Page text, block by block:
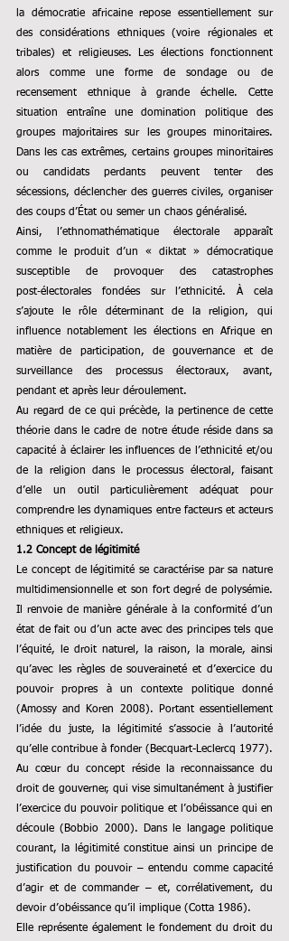
la démocratie africaine repose essentiellement sur
des considérations ethniques (voire régionales et
tribales) et religieuses. Les élections fonctionnent
alors comme une forme de sondage ou de
recensement ethnique à grande échelle. Cette
situation entraîne une domination politique des
groupes majoritaires sur les groupes minoritaires.
Dans les cas extrêmes, certains groupes minoritaires
ou candidats perdants peuvent tenter des
sécessions, déclencher des guerres civiles, organiser
des coups d’État ou semer un chaos généralisé.
Ainsi, l’ethnomathématique électorale apparaît
comme le produit d’un « diktat » démocratique
susceptible de provoquer des catastrophes
post‑électorales fondées sur l’ethnicité. À cela
s’ajoute le rôle déterminant de la religion, qui
influence notablement les élections en Afrique en
matière de participation, de gouvernance et de
surveillance des processus électoraux, avant,
pendant et après leur déroulement.
Au regard de ce qui précède, la pertinence de cette
théorie dans le cadre de notre étude réside dans sa
capacité à éclairer les influences de l’ethnicité et/ou
de la religion dans le processus électoral, faisant
d’elle un outil particulièrement adéquat pour
comprendre les dynamiques entre facteurs et acteurs
ethniques et religieux.
1.2 Concept de légitimité
Le concept de légitimité se caractérise par sa nature
multidimensionnelle et son fort degré de polysémie.
Il renvoie de manière générale à la conformité d’un
état de fait ou d’un acte avec des principes tels que
l’équité, le droit naturel, la raison, la morale, ainsi
qu’avec les règles de souveraineté et d’exercice du
pouvoir propres à un contexte politique donné
(Amossy and Koren 2008). Portant essentiellement
l’idée du juste, la légitimité s’associe à l’autorité
qu’elle contribue à fonder (Becquart-Leclercq 1977).
Au cœur du concept réside la reconnaissance du
droit de gouverner, qui vise simultanément à justifier
l’exercice du pouvoir politique et l’obéissance qui en
découle (Bobbio 2000). Dans le langage politique
courant, la légitimité constitue ainsi un principe de
justification du pouvoir – entendu comme capacité
d’agir et de commander – et, corrélativement, du
devoir d’obéissance qu’il implique (Cotta 1986).
Elle représente également le fondement du droit du